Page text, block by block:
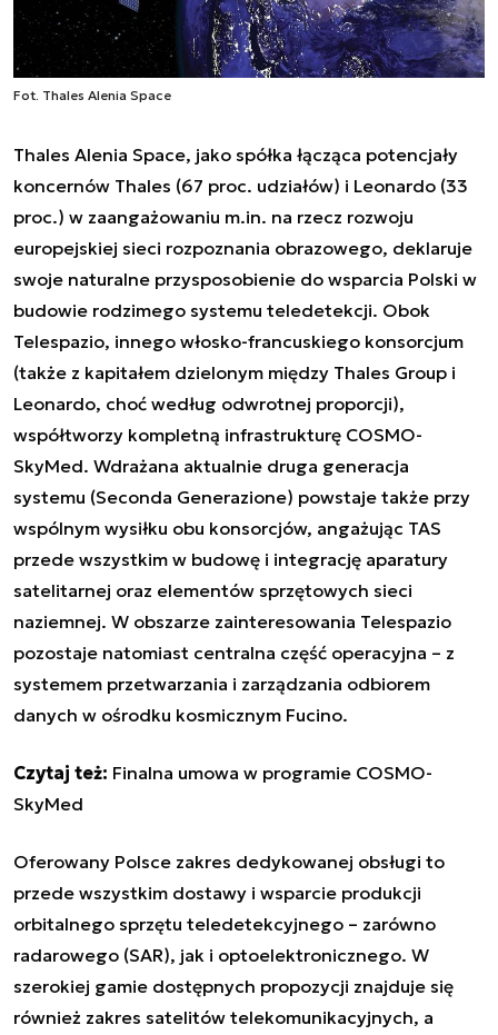
Fot. Thales Alenia Space
Thales Alenia Space, jako spółka łącząca potencjały
koncernów Thales (67 proc. udziałów) i Leonardo (33
proc.) w zaangażowaniu m.in. na rzecz rozwoju
europejskiej sieci rozpoznania obrazowego, deklaruje
swoje naturalne przysposobienie do wsparcia Polski w
budowie rodzimego systemu teledetekcji. Obok
Telespazio, innego włosko-francuskiego konsorcjum
(także z kapitałem dzielonym między Thales Group i
Leonardo, choć według odwrotnej proporcji),
współtworzy kompletną infrastrukturę COSMO-
SkyMed. Wdrażana aktualnie druga generacja
systemu (Seconda Generazione) powstaje także przy
wspólnym wysiłku obu konsorcjów, angażując TAS
przede wszystkim w budowę i integrację aparatury
satelitarnej oraz elementów sprzętowych sieci
naziemnej. W obszarze zainteresowania Telespazio
pozostaje natomiast centralna część operacyjna – z
systemem przetwarzania i zarządzania odbiorem
danych w ośrodku kosmicznym Fucino.
Czytaj też: Finalna umowa w programie COSMO-
SkyMed
Oferowany Polsce zakres dedykowanej obsługi to
przede wszystkim dostawy i wsparcie produkcji
orbitalnego sprzętu teledetekcyjnego – zarówno
radarowego (SAR), jak i optoelektronicznego. W
szerokiej gamie dostępnych propozycji znajduje się
również zakres satelitów telekomunikacyjnych, a